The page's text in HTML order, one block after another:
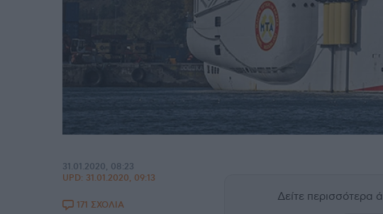
Δείτε περισσότερα
31.01.2020, 08:23
UPD: 31.01.2020, 09:13
171 ΣΧΟΛΙΑ